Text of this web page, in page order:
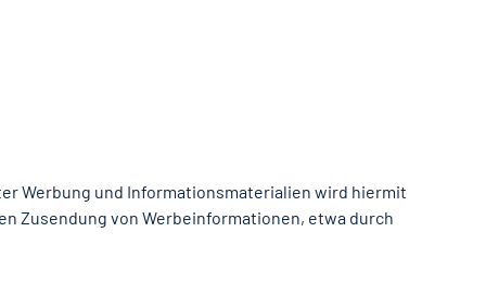
Werbung und Informationsmaterialien wird hiermit
Zusendung von Werbeinformationen, etwa durch